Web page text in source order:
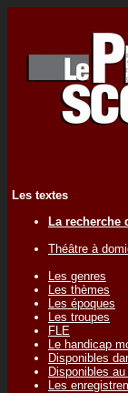
Les textes
La recherche
Théâtre à
Les genres
Les thèmes
Les époques
Les troupes
FLE
Le handicap
Disponibles
Disponibles
Les